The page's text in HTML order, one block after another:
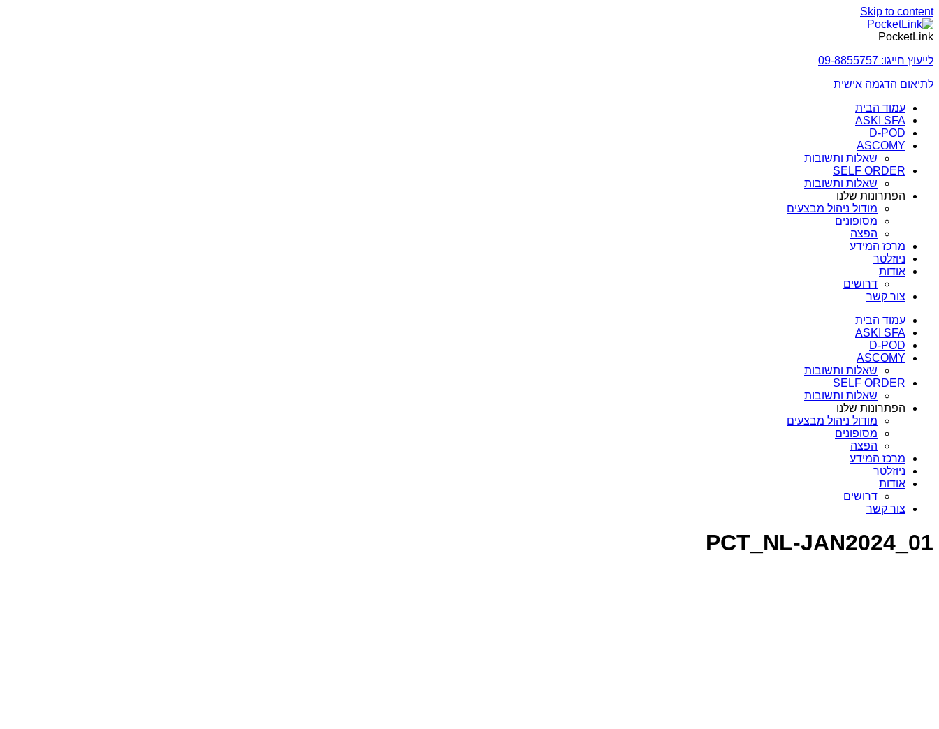
Skip to content
PocketLink
לייעוץ חייגו: 09-8855757
לתיאום הדגמה אישית
עמוד הבית
ASKI SFA
D-POD
ASCOMY
שאלות ותשובות
SELF ORDER
שאלות ותשובות
הפתרונות שלנו
מודול ניהול מבצעים
מסופונים
הפצה
מרכז המידע
ניוזלטר
אודות
דרושים
צור קשר
עמוד הבית
ASKI SFA
D-POD
ASCOMY
שאלות ותשובות
SELF ORDER
שאלות ותשובות
הפתרונות שלנו
מודול ניהול מבצעים
מסופונים
הפצה
מרכז המידע
ניוזלטר
אודות
דרושים
צור קשר
PCT_NL-JAN2024_01